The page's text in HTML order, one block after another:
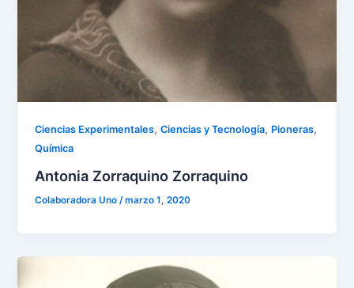
Ciencias Experimentales,Ciencias y Tecnología, Pioneras,
Química
Antonia Zorraquino Zorraquino
Colaboradora Uno /marzo 1, 2020